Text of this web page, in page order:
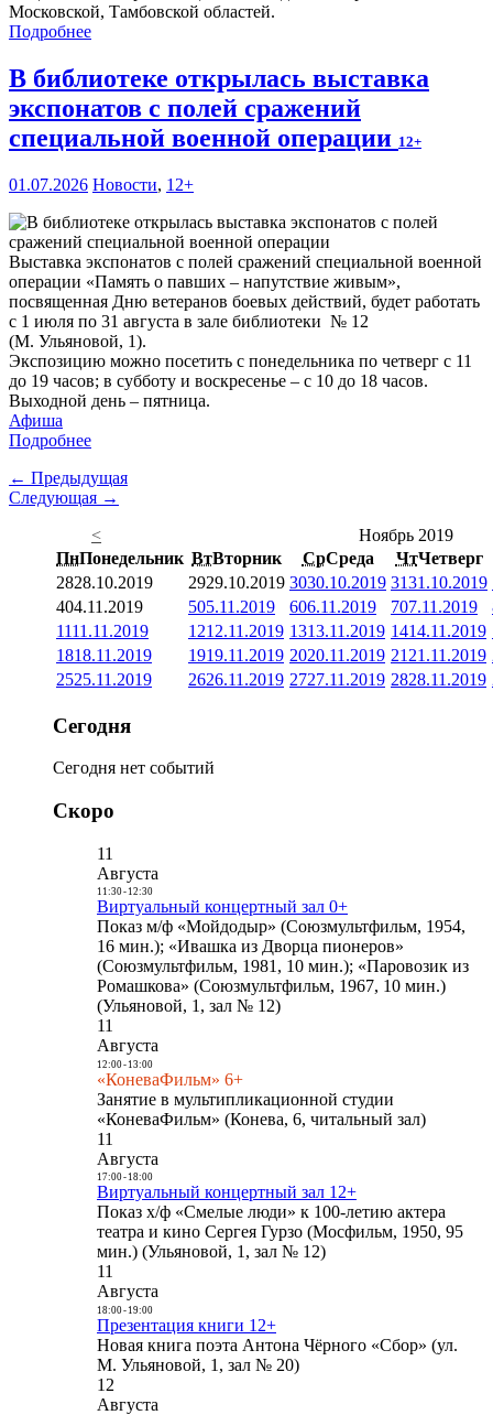
Московской, Тамбовской областей.
Подробнее
В библиотеке открылась выставка
экспонатов с полей сражений
специальной военной операции 12+
01.07.2026 Новости, 12+
Выставка экспонатов с полей сражений специальной военной
операции «Память о павших – напутствие живым»,
посвященная Дню ветеранов боевых действий, будет работать
с 1 июля по 31 августа в зале библиотеки № 12
(М. Ульяновой, 1).
Экспозицию можно посетить с понедельника по четверг с 11
до 19 часов; в субботу и воскресенье – с 10 до 18 часов.
Выходной день – пятница.
Афиша
Подробнее
← Предыдущая
Следующая →
<
Ноябрь 2019
ПнПонедельник ВтВторник СрСреда ЧтЧетверг
2828.10.2019 2929.10.2019 3030.10.2019 3131.10.2019
404.11.2019 505.11.2019 606.11.2019 707.11.2019
1111.11.2019 1212.11.2019 1313.11.2019 1414.11.2019
1818.11.2019 1919.11.2019 2020.11.2019 21 21.11.2019
2525.11.2019 2626.11.2019 2727.11.2019 2828.11.2019
Сегодня
Сегодня нет событий
Скоро
11
Августа
11:30- 12:30
Виртуальный концертный зал 0+
Показ м/ф «Мойдодыр» (Союзмультфильм, 1954,
16 мин.); «Ивашка из Дворца пионеров»
(Союзмультфильм, 1981, 10 мин.); «Паровозик из
Ромашкова» (Союзмультфильм, 1967, 10 мин.)
(Ульяновой, 1, зал № 12)
11
Августа
12:00- 13:00
«КоневаФильм» 6+
Занятие в мультипликационной студии
«КоневаФильм» (Конева, 6, читальный зал)
11
Августа
17:00- 18:00
Виртуальный концертный зал 12+
Показ х/ф «Смелые люди» к 100-летию актера
театра и кино Сергея Гурзо (Мосфильм, 1950, 95
мин.) (Ульяновой, 1, зал № 12)
11
Августа
18:00- 19:00
Презентация книги 12+
Новая книга поэта Антона Чёрного «Сбор» (ул.
М. Ульяновой, 1, зал № 20)
12
Августа